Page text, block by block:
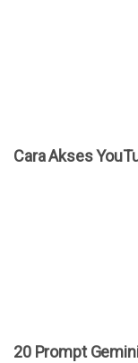
Cara Akses
20 Prompt